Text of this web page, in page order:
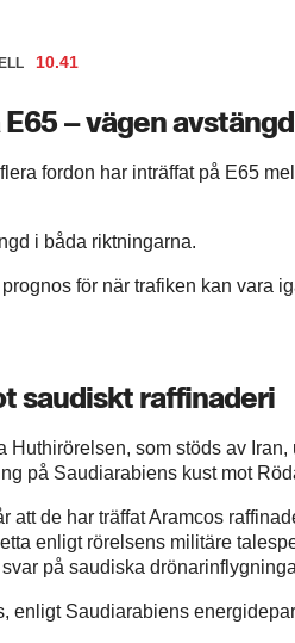
10.41
– vägen avstängd
fordon har inträffat på E65
i båda riktningarna.
för när trafiken kan vara
saudiskt raffinaderi
Huthirörelsen, som stöds av
på Saudiarabiens kust mot
att de har träffat Aramcos
enligt rörelsens militäre
på saudiska
enligt Saudiarabiens